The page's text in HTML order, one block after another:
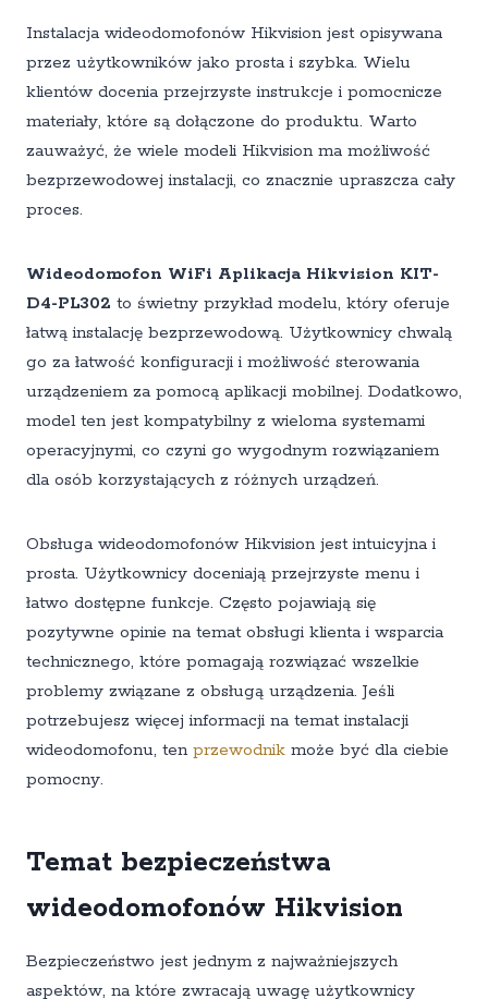
Instalacja wideodomofonów Hikvision jest opisywana
przez użytkowników jako prosta i szybka. Wielu
klientów docenia przejrzyste instrukcje i pomocnicze
materiały, które są dołączone do produktu. Warto
zauważyć, że wiele modeli Hikvision ma możliwość
bezprzewodowej instalacji, co znacznie upraszcza cały
proces.
Wideodomofon WiFi Aplikacja Hikvision KIT-
D4-PL302 to świetny przykład modelu, który oferuje
łatwą instalację bezprzewodową. Użytkownicy chwalą
go za łatwość konfiguracji i możliwość sterowania
urządzeniem za pomocą aplikacji mobilnej. Dodatkowo,
model ten jest kompatybilny z wieloma systemami
operacyjnymi, co czyni go wygodnym rozwiązaniem
dla osób korzystających z różnych urządzeń.
Obsługa wideodomofonów Hikvision jest intuicyjna i
prosta. Użytkownicy doceniają przejrzyste menu i
łatwo dostępne funkcje. Często pojawiają się
pozytywne opinie na temat obsługi klienta i wsparcia
technicznego, które pomagają rozwiązać wszelkie
problemy związane z obsługą urządzenia. Jeśli
potrzebujesz więcej informacji na temat instalacji
wideodomofonu, ten przewodnik może być dla ciebie
pomocny.
Temat bezpieczeństwa
wideodomofonów Hikvision
Bezpieczeństwo jest jednym z najważniejszych
aspektów, na które zwracają uwagę użytkownicy